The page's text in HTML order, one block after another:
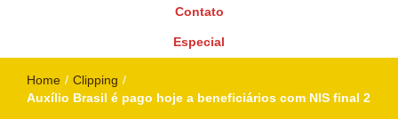
Contato
Especial
Home / Clipping /
Auxílio Brasil é pago hoje a beneficiários com NIS final 2